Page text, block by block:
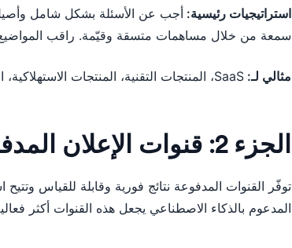
استراتيجيات رئيسية: أجب عن الأسئلة بشكل شامل
سمعة من خلال مساهمات متسقة وقيّمة. راقب
مثالي لـ:SaaS، المنتجات التقنية، المنتجات الاستهلاكية، الخدمات المهنية
الجزء 2: قنوات الإعلان المدفوع
توفّر القنوات المدفوعة نتائج فورية وقابلة للقياس
المدعوم بالذكاء الاصطناعي يجعل هذه القنوات أكثر